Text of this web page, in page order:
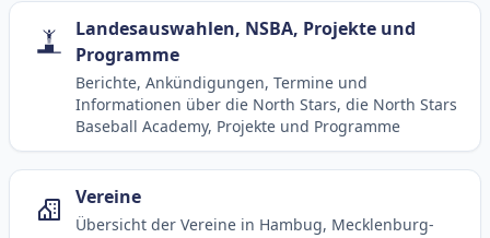
Landesauswahlen, NSBA, Projekte und
Programme
Berichte, Ankündigungen, Termine und
Informationen über die North Stars, die North Stars
Baseball Academy, Projekte und Programme
Vereine
Übersicht der Vereine in Hambug, Mecklenburg-